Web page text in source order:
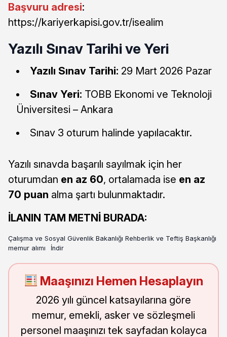
Başvuru adresi:
https://kariyerkapisi.gov.tr/isealim
Yazılı Sınav Tarihi ve Yeri
Yazılı Sınav Tarihi: 29 Mart 2026 Pazar
Sınav Yeri: TOBB Ekonomi ve Teknoloji
Üniversitesi – Ankara
Sınav 3 oturum halinde yapılacaktır.
Yazılı sınavda başarılı sayılmak için her
oturumdan en az 60, ortalamada ise en az
70 puan alma şartı bulunmaktadır.
İLANIN TAM METNİ BURADA:
Çalışma ve Sosyal Güvenlik Bakanlığı Rehberlik ve Teftiş Başkanlığı
memur alımı
İndir
Maaşınızı Hemen Hesaplayın
2026 yılı güncel katsayılarına göre
memur, emekli, asker ve sözleşmeli
personel maaşınızı tek sayfadan kolayca